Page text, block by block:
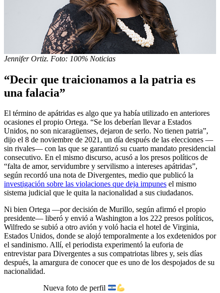
Jennifer Ortiz. Foto: 100% Noticias
“Decir que traicionamos a la patria es
una falacia”
El término de apátridas es algo que ya había utilizado en anteriores
ocasiones el propio Ortega. “Se los deberían llevar a Estados
Unidos, no son nicaragüenses, dejaron de serlo. No tienen patria”,
dijo el 8 de noviembre de 2021, un día después de las elecciones —
sin rivales— con las que se garantizó su cuarto mandato presidencial
consecutivo. En el mismo discurso, acusó a los presos políticos de
“falta de amor, servidumbre y servilismo a intereses apátridas”,
según recordó una nota de Divergentes, medio que publicó la
investigación sobre las violaciones que deja impunes el mismo
sistema judicial que le quita la nacionalidad a sus ciudadanos.
Ni bien Ortega —por decisión de Murillo, según afirmó el propio
presidente— liberó y envió a Washington a los 222 presos políticos,
Wilfredo se subió a otro avión y voló hacia el hotel de Virginia,
Estados Unidos, donde se alojó temporalmente a los exdetenidos por
el sandinismo. Allí, el periodista experimentó la euforia de
entrevistar para Divergentes a sus compatriotas libres y, seis días
después, la amargura de conocer que es uno de los despojados de su
nacionalidad.
Nueva foto de perfil